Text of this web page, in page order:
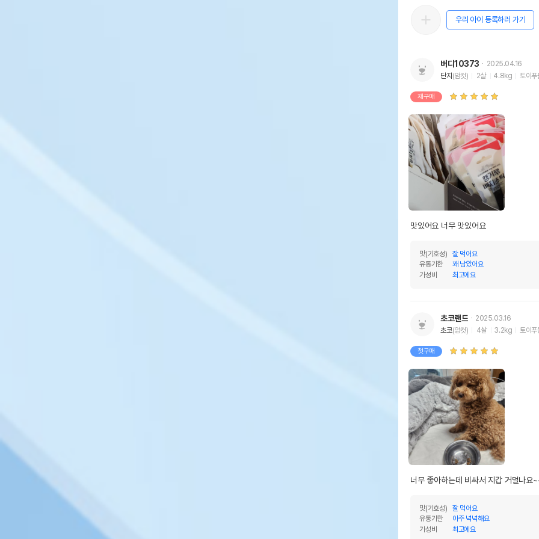
우리 아이 등록하러 가기
버디10373
2025.04.16
단지(암컷) 2살 4.8kg 토이푸
재구매
맛있어요 너무 맛있어요
맛(기호성)
잘 먹어요
유통기한
꽤 남았어요
가성비
최고에요
초코랜드
2025.03.16
초코(암컷) 4살 3.2kg 토이푸
첫구매
너무 좋아하는데 비싸서 지갑 거덜나요
맛(기호성)
잘 먹어요
유통기한
아주 넉넉해요
가성비
최고에요